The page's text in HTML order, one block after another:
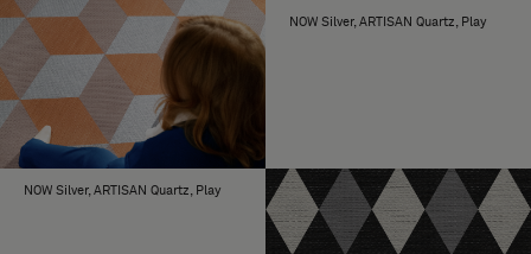
NOW Silver, ARTISAN Quartz, Play
NOW Silver, ARTISAN Quartz, Play